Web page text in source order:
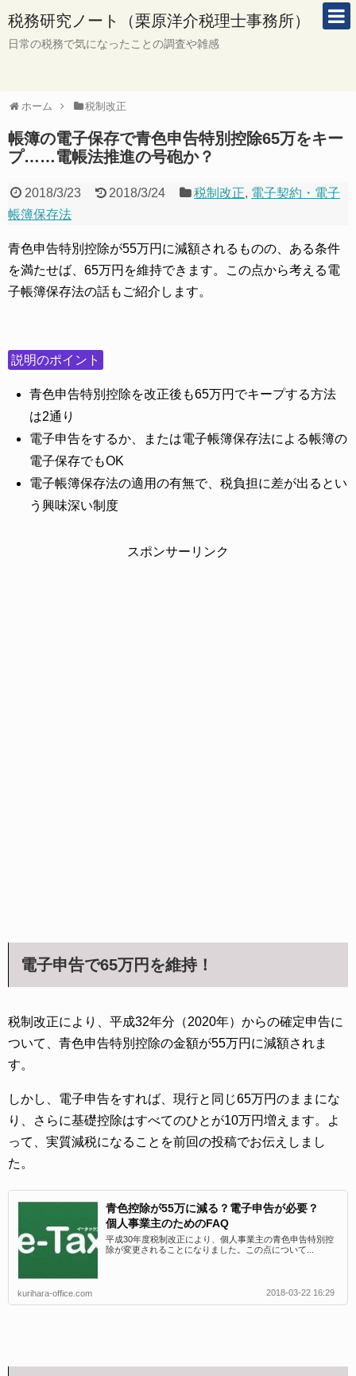
税務研究ノート（栗原洋介税理士事務所）
日常の税務で気になったことの調査や雑感
ホーム 税制改正
帳簿の電子保存で青色申告特別控除65万をキー
プ……電帳法推進の号砲か？
2018/3/23 2018/3/24 税制改正, 電子契約・電子
帳簿保存法
青色申告特別控除が55万円に減額されるものの、ある条件
を満たせば、65万円を維持できます。この点から考える電
子帳簿保存法の話もご紹介します。
説明のポイント
青色申告特別控除を改正後も65万円でキープする方法
は2通り
電子申告をするか、または電子帳簿保存法による帳簿の
電子保存でもOK
電子帳簿保存法の適用の有無で、税負担に差が出るとい
う興味深い制度
スポンサーリンク
電子申告で65万円を維持！
税制改正により、平成32年分（2020年）からの確定申告に
ついて、青色申告特別控除の金額が55万円に減額されま
す。
しかし、電子申告をすれば、現行と同じ65万円のままにな
り、さらに基礎控除はすべてのひとが10万円増えます。よ
って、実質減税になることを前回の投稿でお伝えしまし
た。
青色控除が55万に減る？電子申告が必要？
個人事業主のためのFAQ
平成30年度税制改正により、個人事業主の青色申告特別控
除が変更されることになりました。この点について...
kurihara-office.com 2018-03-22 16:29